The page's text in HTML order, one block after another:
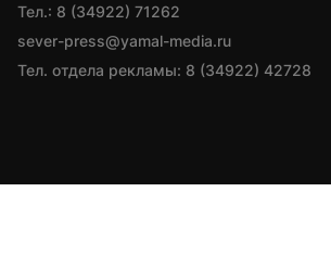
Тел.: 8 (34922) 71262
sever-press@yamal-media.ru
Тел. отдела рекламы: 8 (34922) 42728